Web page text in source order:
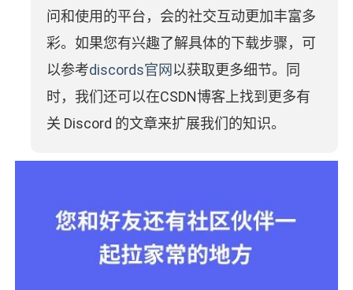
问和使用的平台，会的社交互动更加丰富多
彩。如果您有兴趣了解具体的下载步骤，可
以参考discords官网 以获取更多细节。同
时，我们还可以在CSDN博客上找到更多有
关 Discord 的文章来扩展我们的知识。